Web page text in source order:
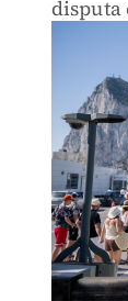
disputa